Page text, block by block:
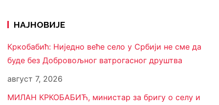
НАЈНОВИЈЕ
Кркобабић: Ниједно веће село у Србији не сме да
буде без Добровољног ватрогасног друштва
август 7, 2026
МИЛАН КРКОБАБИЋ, министар за бригу о селу и